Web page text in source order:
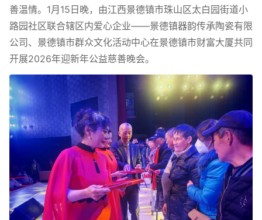
善温情。1月15日晚，由江西景德镇市珠山区太白园街道小
路园社区联合辖区内爱心企业——景德镇器韵传承陶瓷有限
公司、景德镇市群众文化活动中心在景德镇市财富大厦共同
开展2026年迎新年公益慈善晚会。